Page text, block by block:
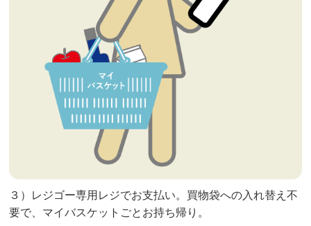
３）レジゴー専用レジでお支払い。買物袋への入れ替え不
要で、マイバスケットごとお持ち帰り。